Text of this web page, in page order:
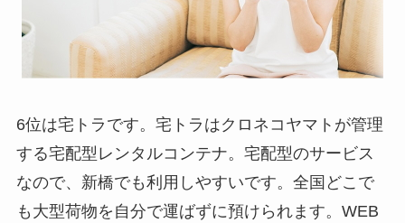
6位は宅トラです。宅トラはクロネコヤマトが管理
する宅配型レンタルコンテナ。宅配型のサービス
なので、新橋でも利用しやすいです。全国どこで
も大型荷物を自分で運ばずに預けられます。WEB